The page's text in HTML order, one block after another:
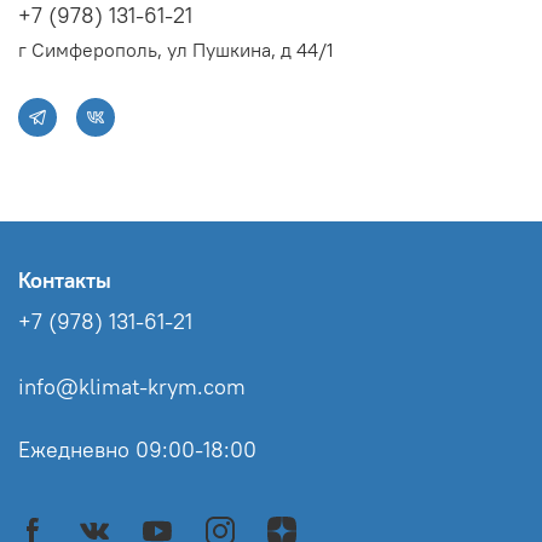
+7 (978) 131-61-21
г Симферополь, ул Пушкина, д 44/1
Контакты
+7 (978) 131-61-21
info@klimat-krym.com
Ежедневно 09:00-18:00